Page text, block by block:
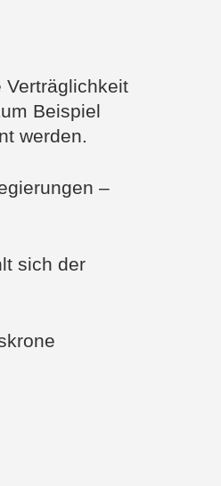
Verträglichkeit
Beispiel
werden.
–
sich der